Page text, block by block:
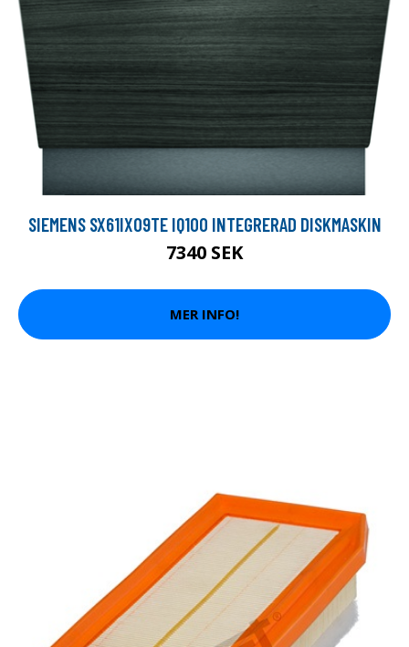
SIEMENS SX61IX09TE IQ100 INTEGRERAD DISKMASKIN
7340 SEK
MER INFO!